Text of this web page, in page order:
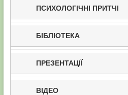
ПСИХОЛОГІЧНІ ПРИТЧІ
БІБЛІОТЕКА
ПРЕЗЕНТАЦІЇ
ВІДЕО